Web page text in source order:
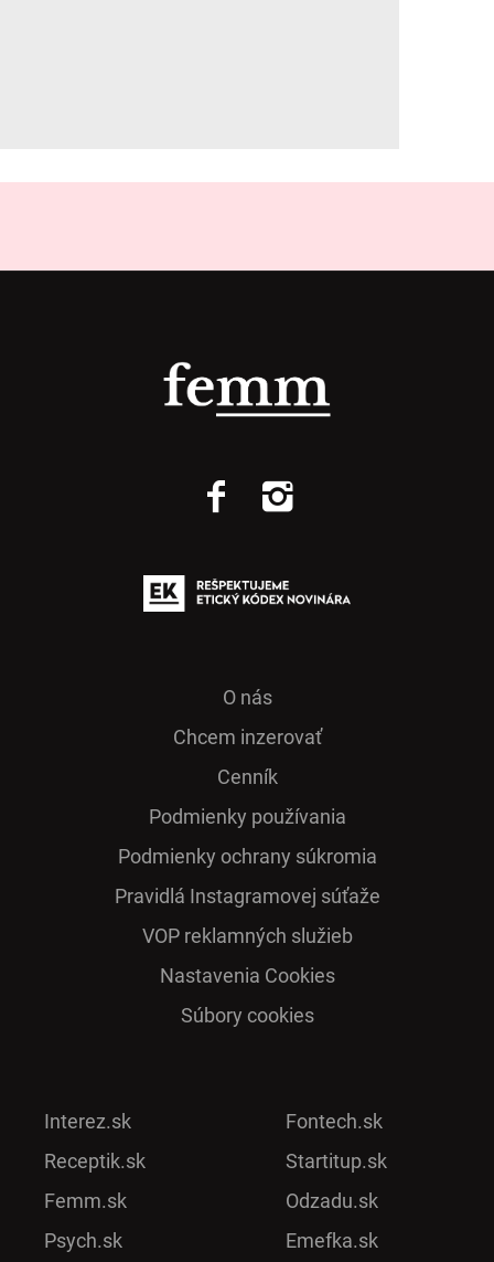
O nás
Chcem inzerovať
Cenník
Podmienky používania
Podmienky ochrany súkromia
Pra­vidlá Ins­ta­gra­mo­vej sú­ťaže
VOP reklamných služieb
Nastavenia Cookies
Súbory cookies
Interez.sk
Receptik.sk
Femm.sk
Psych.sk
Fontech.sk
Startitup.sk
Odzadu.sk
Emefka.sk